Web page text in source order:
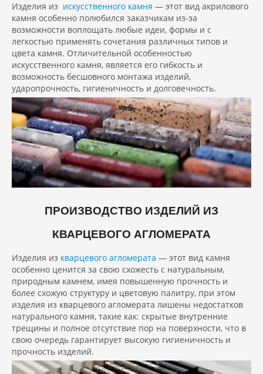
Изделия из искусственного камня — этот вид акрилового
камня особенно полюбился заказчикам из-за
возможности воплощать любые идеи, формы и с
легкостью применять сочетания различных типов и
цвета камня. Отличительной особенностью
искусственного камня, является его гибкость и
возможность бесшовного монтажа изделий,
ударопрочность, гигиеничность и долговечность.
ПРОИЗВОДСТВО ИЗДЕЛИЙ ИЗ
КВАРЦЕВОГО АГЛОМЕРАТА
Изделия из кварцевого агломерата — этот вид камня
особенно ценится за свою схожесть с натуральным,
природным камнем, имея повышенную прочность и
более схожую структуру и цветовую палитру, при этом
изделия из кварцевого агломерата лишены недостатков
натурального камня, такие как: скрытые внутренние
трещины и полное отсутствие пор на поверхности, что в
свою очередь гарантирует высокую гигиеничность и
прочность изделий.